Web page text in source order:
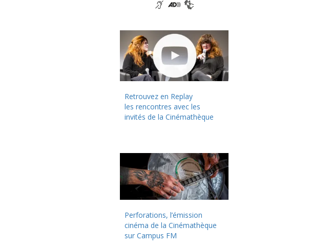
Retrouvez en Replay
les rencontres avec les
invités de la Cinémathèque
Perforations, l’émission
cinéma de la Cinémathèque
sur Campus FM